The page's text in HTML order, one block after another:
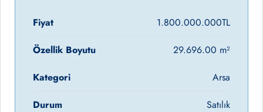
Fiyat 1.800.000.000TL
Özellik Boyutu 29.696.00 m²
Kategori Arsa
Durum Satılık